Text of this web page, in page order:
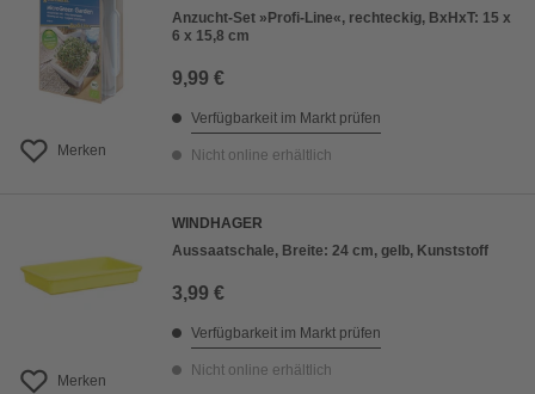
Merken
Anzucht-Set »Profi-Line«, rechteckig, BxHxT: 15 x
6 x 15,8 cm
9,99 €
Verfügbarkeit im Markt prüfen
Nicht online erhältlich
Merken
WINDHAGER
Aussaatschale, Breite: 24 cm, gelb, Kunststoff
3,99 €
Verfügbarkeit im Markt prüfen
Nicht online erhältlich